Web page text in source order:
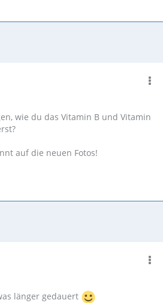
wie du das Vitamin B und Vitamin
auf die neuen Fotos!
länger gedauert